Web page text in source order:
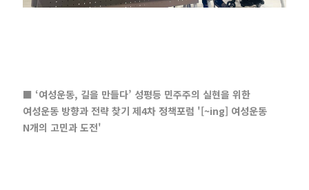
■ ‘여성운동, 길을 만들다’ 성평등 민주주의 실현을 위한
여성운동 방향과 전략 찾기 제4차 정책포럼 '[~ing] 여성운동
N개의 고민과 도전'